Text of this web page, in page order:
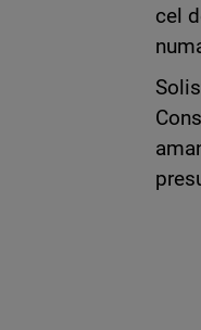
cel